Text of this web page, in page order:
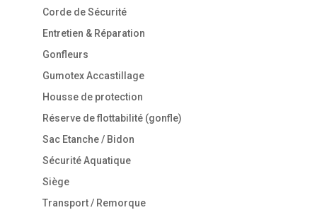
Corde de Sécurité
Entretien & Réparation
Gonfleurs
Gumotex Accastillage
Housse de protection
Réserve de flottabilité (gonfle)
Sac Etanche / Bidon
Sécurité Aquatique
Siège
Transport / Remorque